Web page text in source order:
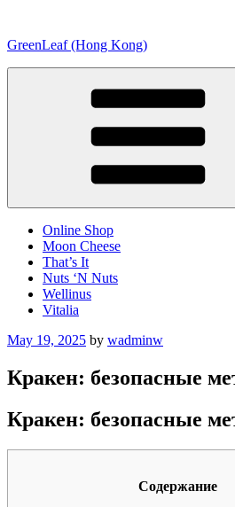
content
GreenLeaf (Hong Kong)
Online Shop
Moon Cheese
That’s It
Nuts ‘N Nuts
Wellinus
Vitalia
Posted
May 19, 2025 by wadminw
Кракен: безопасные
Кракен: безопасные
Содержание